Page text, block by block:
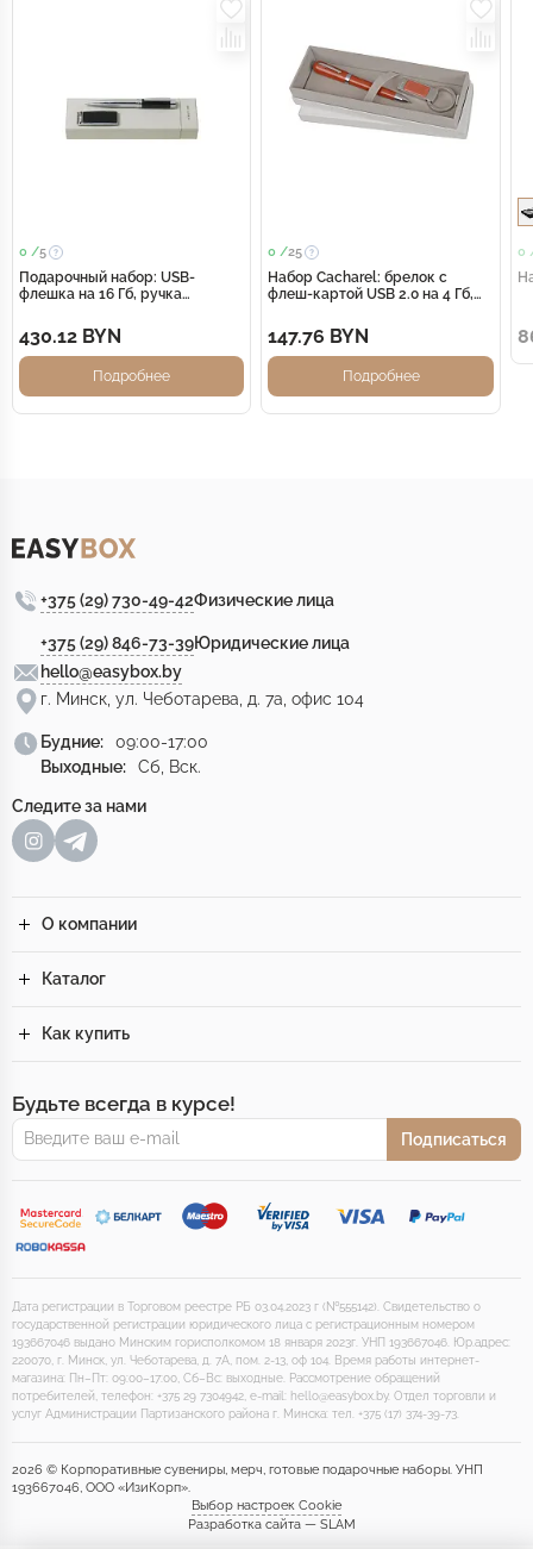
0 /5
Подарочный набор: USB-
флешка на 16 Гб, ручка
430.12 BYN
Подробнее
0 /25
Набор Cacharel: брелок с
флеш-картой USB 2.0 на 4 Гб,
147.76 BYN
Подробнее
0
+375 (29) 730-49-42Физические лица
+375 (29) 846-73-39Юридические лица
hello@easybox.by
г. Минск, ул. Чеботарева, д. 7а, офис 104
Будние:
09:00-17:00
Выходные:
Сб, Вск.
Следите за нами
О компании
Каталог
Как купить
Будьте всегда в курсе!
Подписаться
Дата регистрации в Торговом реестре РБ 03.04.2023 г (№555142). Свидетельство о
государственной регистрации юридического лица с регистрационным номером
193667046 выдано Минским горисполкомом 18 января 2023г. УНП 193667046. Юр.адрес:
220070, г. Минск, ул. Чеботарева, д. 7А, пом. 2-13, оф 104. Время работы интернет-
магазина: Пн–Пт: 09:00–17:00, Сб–Вс: выходные. Рассмотрение обращений
потребителей, телефон: +375 29 7304942, e-mail: hello@easybox.by. Отдел торговли и
услуг Администрации Партизанского района г. Минска: тел. +375 (17) 374-39-73.
2026 © Корпоративные сувениры, мерч, готовые подарочные наборы. УНП
193667046, ООО «ИзиКорп».
Выбор настроек Cookie
Разработка сайта — SLAM